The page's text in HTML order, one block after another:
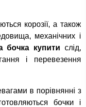
корозії, а також
механічних і
бочка купити слід,
і перевезення
в порівнянні з
бочки і